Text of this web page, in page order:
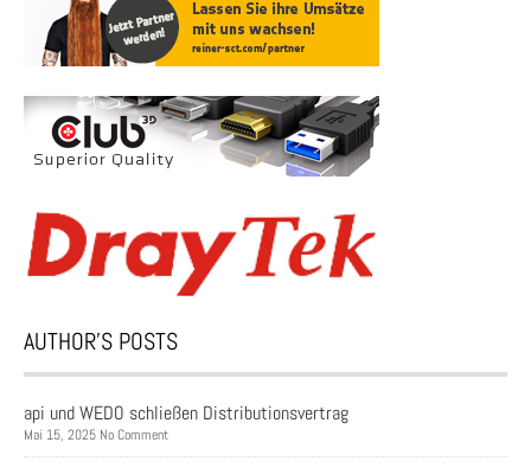
AUTHOR’S POSTS
api und WEDO schließen Distributionsvertrag
Mai 15, 2025 No Comment